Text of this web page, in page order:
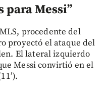
para Messi”
procedente del
proyectó el ataque del
El lateral izquierdo
Messi convirtió en el